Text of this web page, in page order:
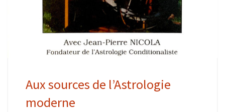
Aux sources de l’Astrologie
moderne